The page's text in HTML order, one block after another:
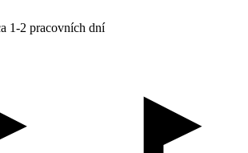
1-2 pracovních dní